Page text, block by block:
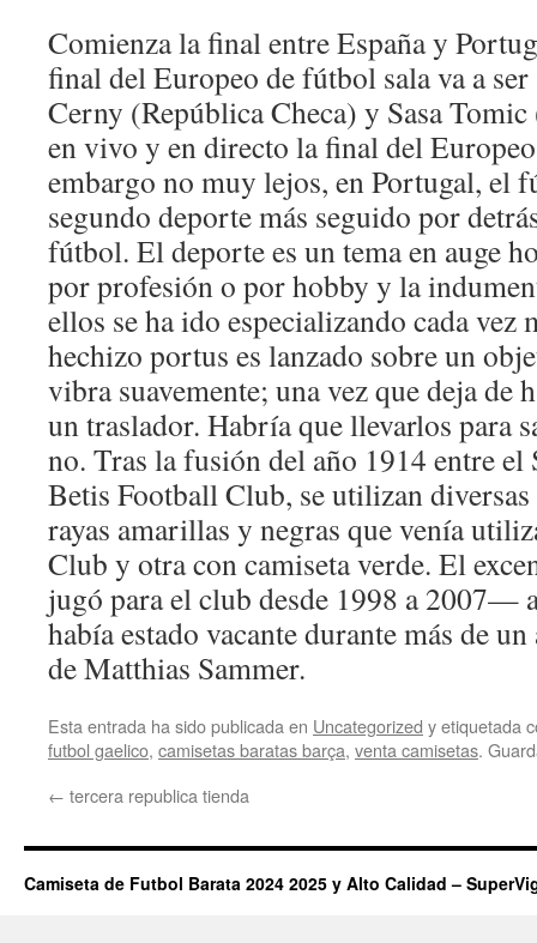
Comienza la final entre España y
final del Europeo de fútbol sala va a
Cerny (República Checa) y Sasa
en vivo y en directo la final del
embargo no muy lejos, en Portugal, el
segundo deporte más seguido por
fútbol. El deporte es un tema en auge
por profesión o por hobby y la
ellos se ha ido especializando cada vez
hechizo portus es lanzado sobre un
vibra suavemente; una vez que deja de
un traslador. Habría que llevarlos para
no. Tras la fusión del año 1914 entre
Betis Football Club, se utilizan
rayas amarillas y negras que venía
Club y otra con camiseta verde. El
jugó para el club desde 1998 a 2007—
había estado vacante durante más de
de Matthias Sammer.
Esta entrada ha sido publicada en Uncategorized y etiquetada
futbol gaelico, camisetas baratas barça, venta camisetas.
← tercera republica tienda
Camiseta de Futbol Barata 2024 2025 y Alto Calidad –